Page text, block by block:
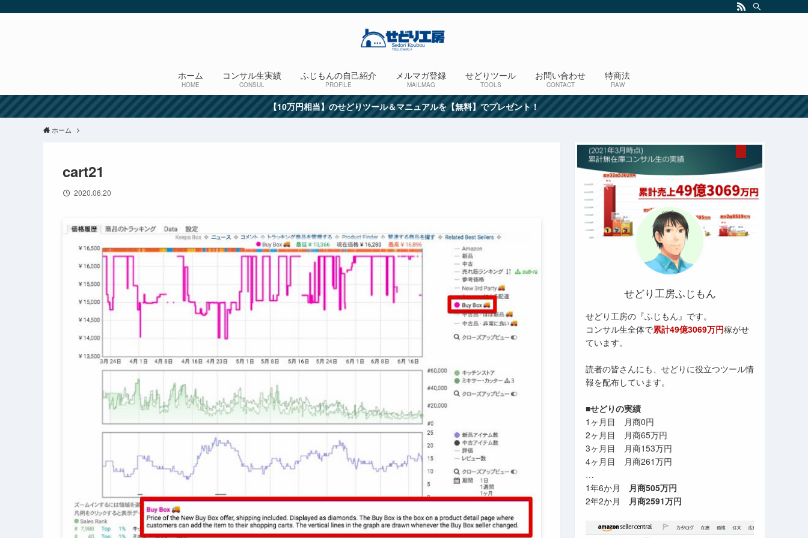
ホーム
HOME
コンサル生実績
CONSUL
ふじもんの自己紹介
PROFILE
メルマガ登録
MAILMAG
せどりツール
TOOLS
お問い合わせ
CONTACT
特商法
RAW
【10万円相当】のせどりツール＆マニュアルを【無料】でプレゼント！
ホーム
cart21
2020.06.20
せどり工房ふじもん
せどり工房の『ふじもん』です。
コンサル生全体で累計49億3069万円稼がせ
ています。
読者の皆さんにも、せどりに役立つツール情
報を配布しています。
■せどりの実績
1ヶ月目 月商0円
2ヶ月目 月商65万円
3ヶ月目 月商153万円
4ヶ月目 月商261万円
…
1年6か月 月商505万円
2年2か月 月商2591万円